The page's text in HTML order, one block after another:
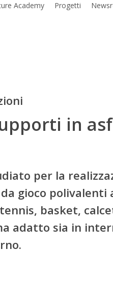
Academy Progetti
in
per la
gioco polivalenti
basket,
adatto sia in